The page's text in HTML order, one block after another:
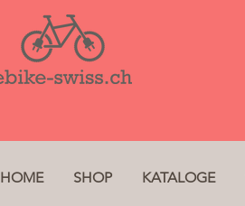
HOME SHOP KATALOGE